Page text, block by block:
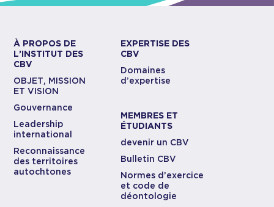
À PROPOS DE
L’INSTITUT DES
CBV
OBJET, MISSION
ET VISION
Gouvernance
Leadership
international
Reconnaissance
des territoires
autochtones
EXPERTISE DES
CBV
Domaines
d’expertise
MEMBRES ET
ÉTUDIANTS
devenir un CBV
Bulletin CBV
Normes d’exercice
et code de
déontologie